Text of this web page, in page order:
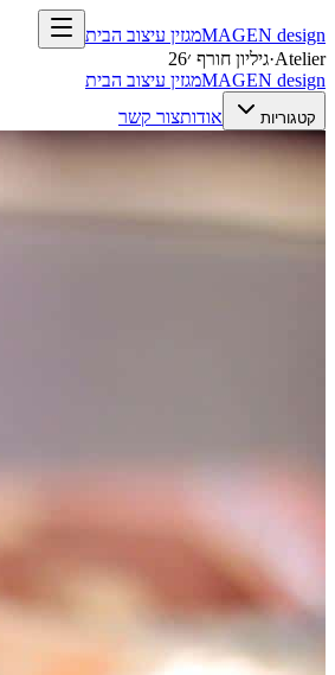
MAGEN design
מגזין עיצוב הבית
Atelier
·גיליון חורף ׳26
MAGEN design מגזין עיצוב הבית
קטגוריות אודותצור קשר